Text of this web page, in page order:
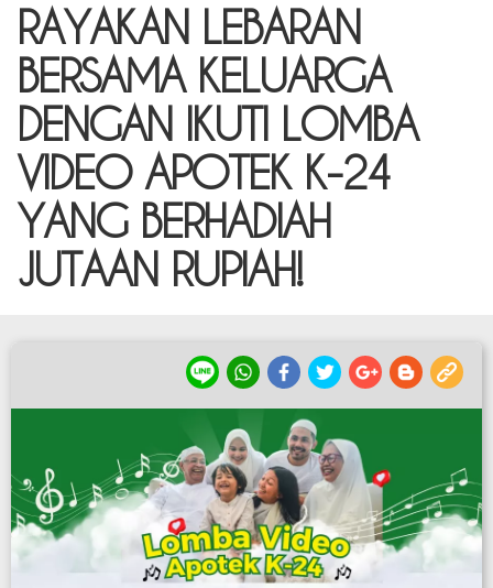
RAYAKAN LEBARAN
BERSAMA KELUARGA
DENGAN IKUTI LOMBA
VIDEO APOTEK K-24
YANG BERHADIAH
JUTAAN RUPIAH!